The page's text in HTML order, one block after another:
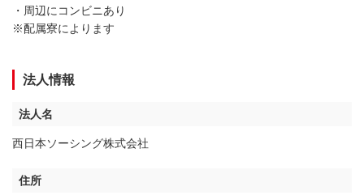
・周辺にコンビニあり
※配属寮によります
法人情報
法人名
西日本ソーシング株式会社
住所